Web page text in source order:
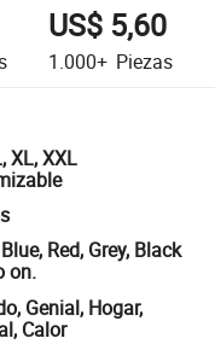
US$ 5,60
1.000+ Piezas
XL, XXL
Red, Grey, Black
on.
Genial, Hogar,
Calor